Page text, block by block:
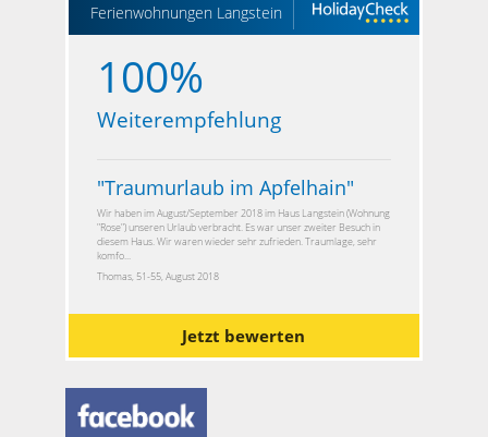
Ferienwohnungen Langstein
100%
Weiterempfehlung
"Traumurlaub im Apfelhain"
Wir haben im August/September 2018 im Haus Langstein (Wohnung
"Rose") unseren Urlaub verbracht. Es war unser zweiter Besuch in
diesem Haus. Wir waren wieder sehr zufrieden. Traumlage, sehr
komfo...
Thomas, 51-55, August 2018
Jetzt bewerten